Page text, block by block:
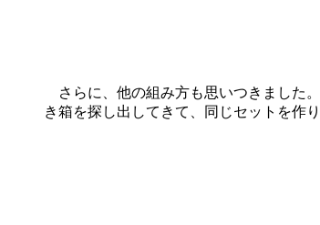
さらに、他の組み方も思いつきました
き箱を探し出してきて、同じセットを作り